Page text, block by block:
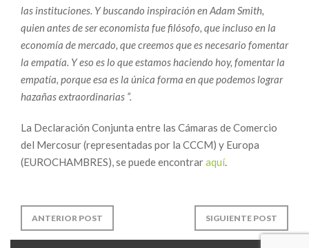
las instituciones. Y buscando inspiración en Adam Smith,
quien antes de ser economista fue filósofo, que incluso en la
economía de mercado, que creemos que es necesario fomentar
la empatía. Y eso es lo que estamos haciendo hoy, fomentar la
empatía, porque esa es la única forma en que podemos lograr
hazañas extraordinarias “.
La Declaración Conjunta entre las Cámaras de Comercio
del Mercosur (representadas por la CCCM) y Europa
(EUROCHAMBRES), se puede encontraraquí.
ANTERIOR POST SIGUIENTE POST